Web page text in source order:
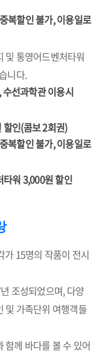
복할인 불가, 이용일로
및 통영어드벤처타워
니다.
선과학관 이용시
인(콤보 2회권)
복할인 불가, 이용일로
워 3,000원 할인
가 15명의 작품이 전시
조성되었으며, 다양
및 가족단위 여행객들
함께 바다를 볼 수 있어